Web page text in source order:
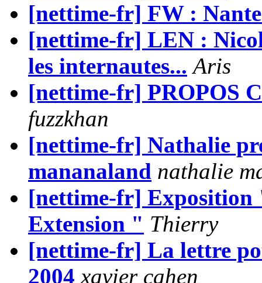
[nettime-fr] FW :
[nettime-fr] LEN :
les internautes... Aris
[nettime-fr] PROPOS
fuzzkhan
[nettime-fr] Nathalie
mananaland nathalie
[nettime-fr] Exposition
Extension " Thierry
[nettime-fr] La lettre
2004 xavier cahen